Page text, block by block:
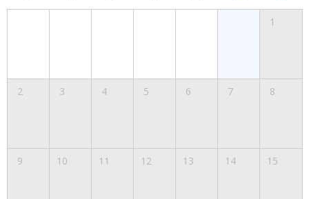
1
2 3 4 5 6 7 8
9 10 11 12 13 14 15